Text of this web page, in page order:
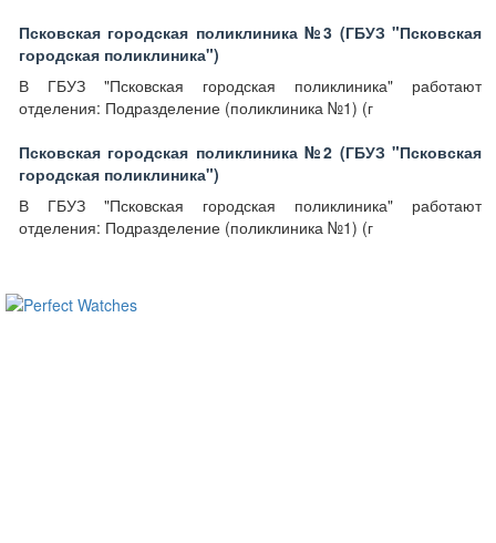
Псковская городская поликлиника №3 (ГБУЗ "Псковская
городская поликлиника")
В ГБУЗ "Псковская городская поликлиника" работают
отделения: Подразделение (поликлиника №1) (г
Псковская городская поликлиника №2 (ГБУЗ "Псковская
городская поликлиника")
В ГБУЗ "Псковская городская поликлиника" работают
отделения: Подразделение (поликлиника №1) (г